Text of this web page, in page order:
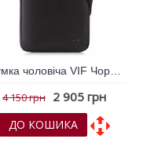
4 150 грн 2 905 грн
ДО КОШИКА